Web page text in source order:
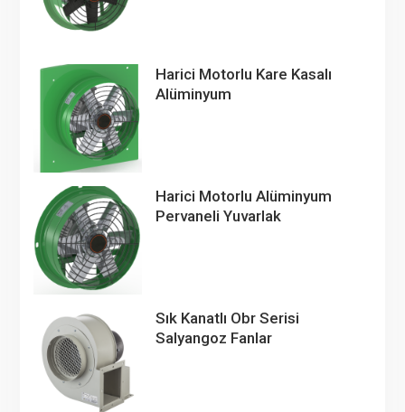
Harici Motorlu Kare Kasalı
Alüminyum
Harici Motorlu Alüminyum
Pervaneli Yuvarlak
Sık Kanatlı Obr Serisi
Salyangoz Fanlar